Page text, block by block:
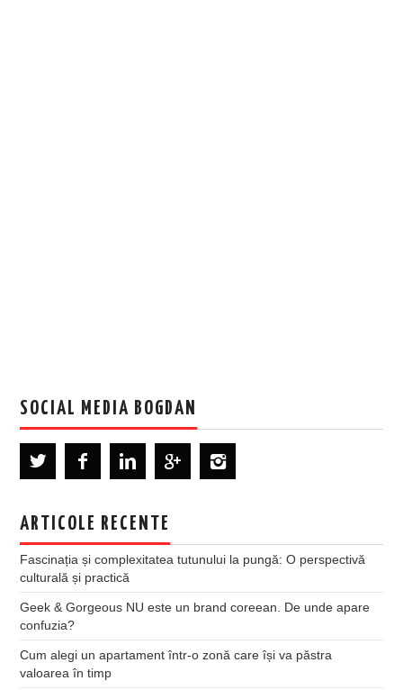
SOCIAL MEDIA BOGDAN
ARTICOLE RECENTE
Fascinația și complexitatea tutunului la pungă: O perspectivă
culturală și practică
Geek & Gorgeous NU este un brand coreean. De unde apare
confuzia?
Cum alegi un apartament într-o zonă care își va păstra
valoarea în timp